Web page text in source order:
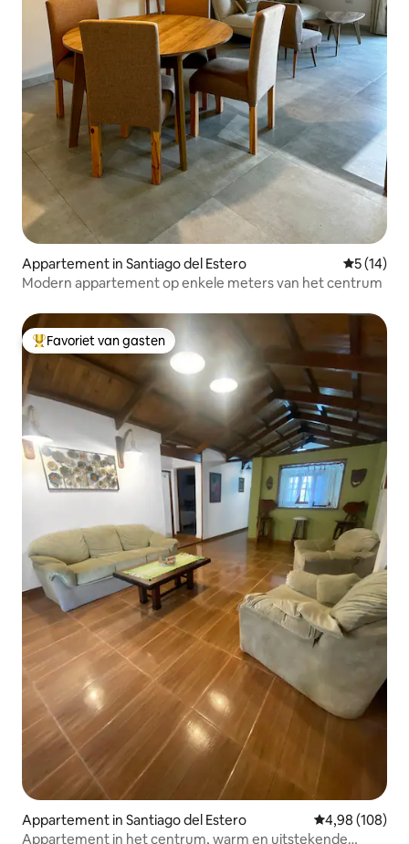
Appartement in Santiago del Estero
5 (14)
Modern appartement op enkele meters van het centrum
Topfavoriet van gasten
Favoriet van gasten
Appartement in Santiago del Estero Gemiddelde
4,98 (108)
Appartement in het centrum, warm en uitstekende